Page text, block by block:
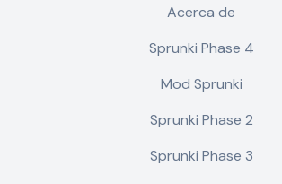
Acerca de
Sprunki Phase 4
Mod Sprunki
Sprunki Phase 2
Sprunki Phase 3